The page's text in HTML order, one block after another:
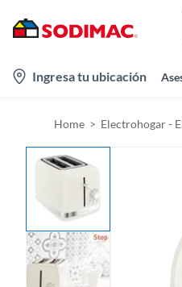
Ingresa tu ubicación
Home Electrohogar -